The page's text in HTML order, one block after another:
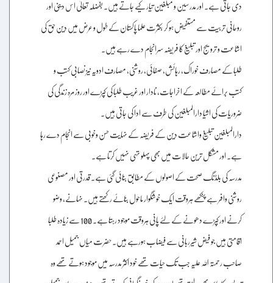
دی جاتی ہے۔ اور مدرسین و مبلغین تیار کیے جاتے ہیں۔ بفضلہ تعالیٰ اس دینی اور
روحانی تربیت سے مستفیض ہو کر بکثرت علما پاکستان کے طول و عرض میں دین حق کی
اشاعت و ترویج اور تبلیغ کا فریضہ سرانجام دے رہے ہیں۔
طلبا کے مصارف خوراک، رہائش، صفائی، روشنی، مصارف ادویہ نیز نصابی کتب و
کتب برائے مطالعہ کے اخراجات، نادار اور غریب طلبا کی کپڑے اور روز مرہ زندگی کی
ضروریات کی اشیا دارالمبلغین کی طرف سے ادا کی جاتی ہیں۔
دارالمبلغین تبلیغ واشاعت دین کے فریضہ کے نہایت حسن وخوبی سے انجام دے رہا
ہے۔ اور مشکل ترین حالات میں بھی پہلو تہی نہیں کرتا ہے۔
مدرسہ کی بلڈنگ صحت کے اصولوں کے مطابق بنائی گئی ہے۔ قدرتی اور مصنوعی
روشنی وافر ہے پنکھے ہروقت ایک خوشگوار ماحول بنائے رکھتے ہیں۔ نہانے، وضو
کرنے اور کپڑے دھونے کے لئے پانی ہروقت موجود رہتا ہے۔ 100 سے زیادہ طلبا
اقامتی ہیں جو فیض شیرربانی سے فیضاب ہورہے ہیں۔ حضرت میاں جمیل احمد
صاحب رحمتہ اللہ علیہ جب تک حیات تھے خود اکثر مدرسہ میں موجود ہوتے تھے وہ